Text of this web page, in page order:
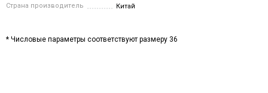
Страна производитель Китай
* Числовые параметры соответствуют размеру 36